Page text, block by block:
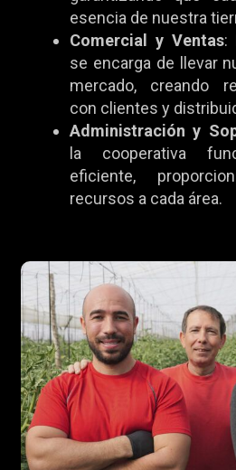
esencia de nuestra
Comercial y Ventas:
se encarga de llevar
mercado, creando
con clientes y
Administración y
la cooperativa
eficiente,
recursos a cada área.